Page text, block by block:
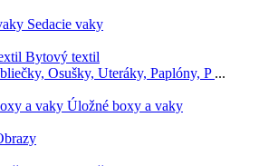
Sedacie vaky
Bytový textil
Osušky, Uteráky, Paplóny, P ...
Úložné boxy a vaky